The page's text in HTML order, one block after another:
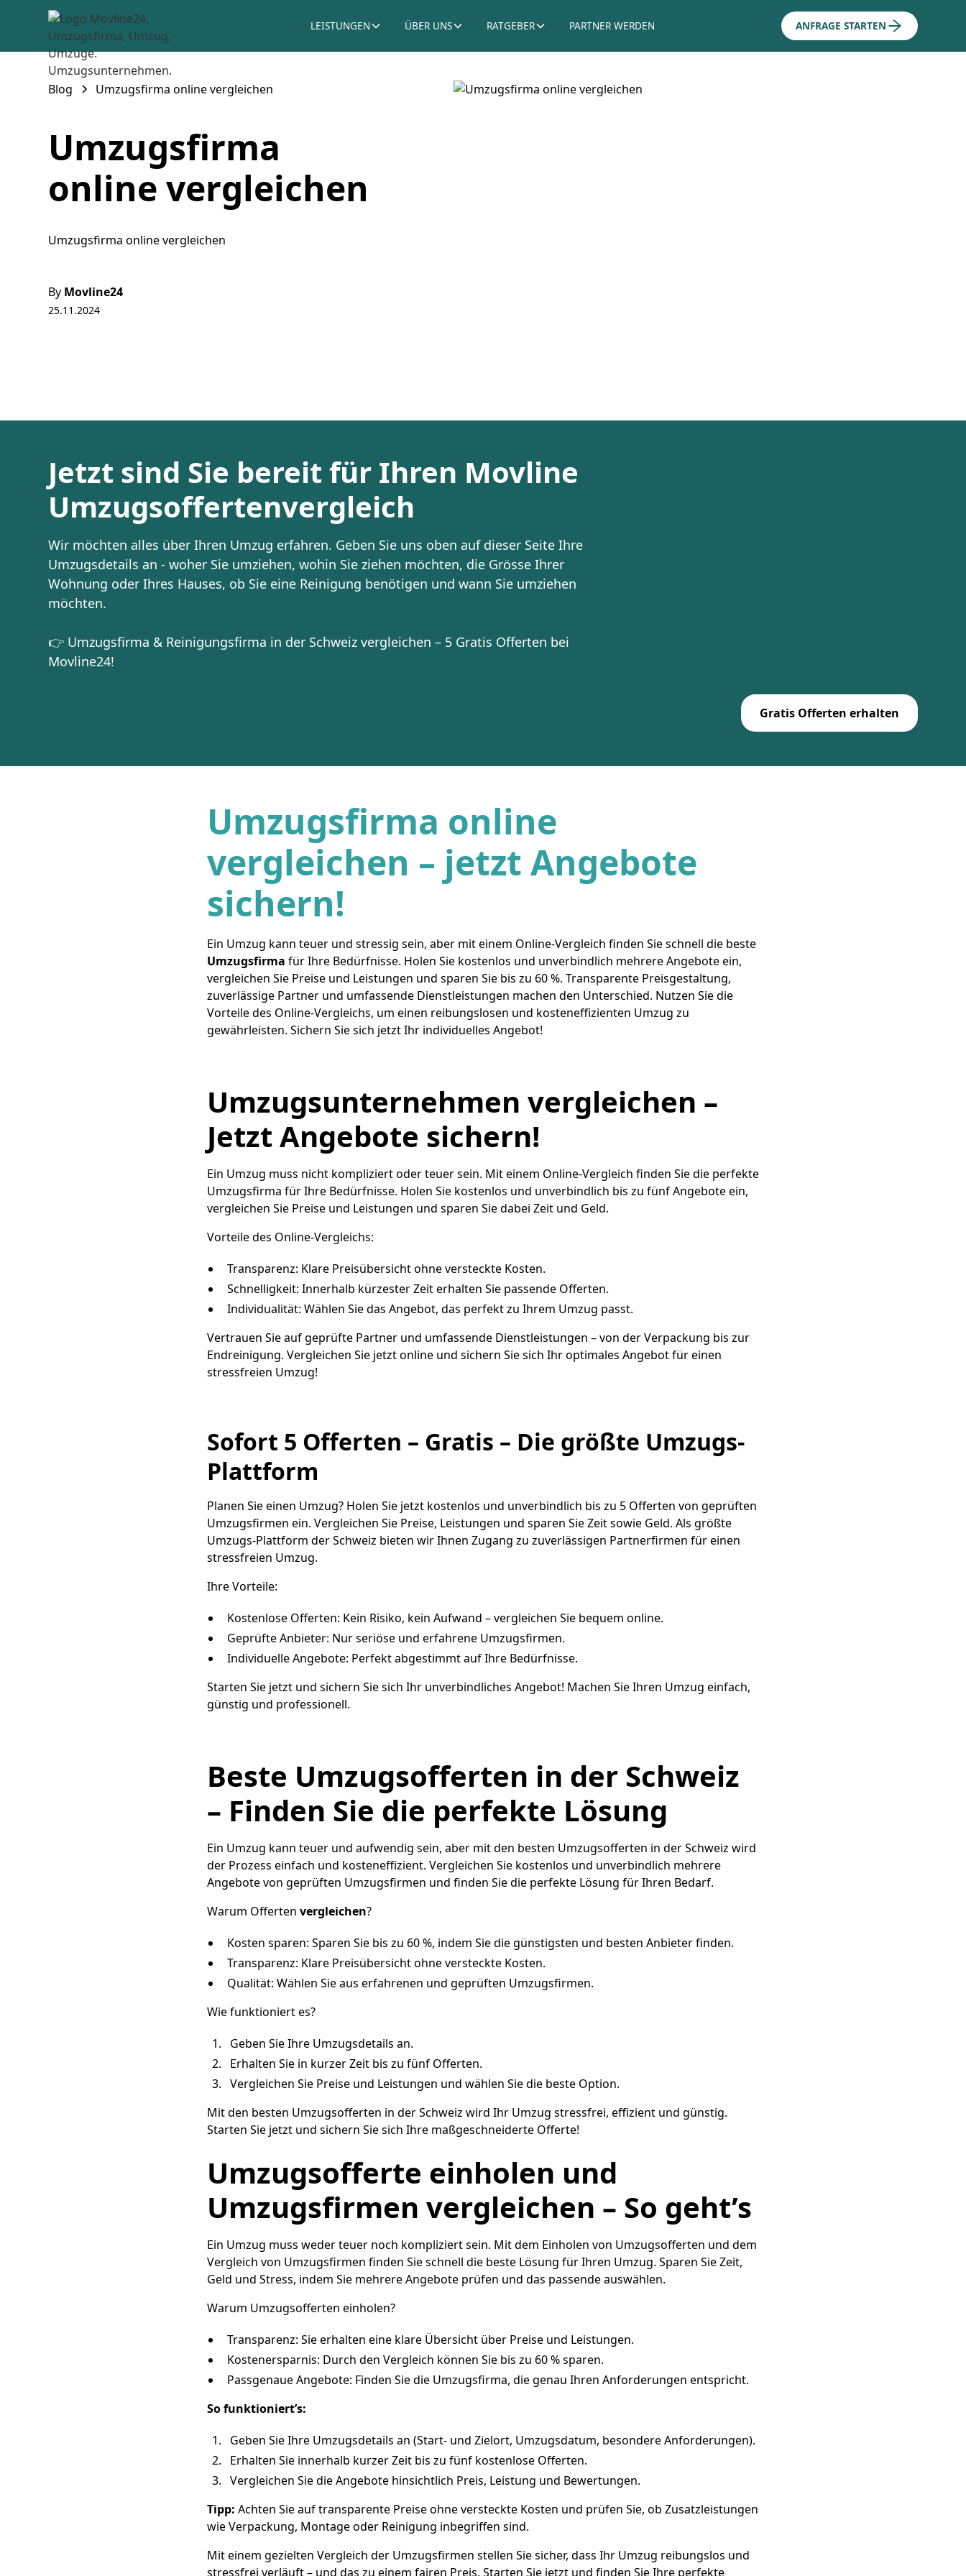
LEISTUNGEN ÜBER UNS RATGEBER PARTNER WERDEN ANFRAGE STARTEN
Blog Umzugsfirma online vergleichen
Umzugsfirma
online vergleichen
Umzugsfirma online vergleichen
By Movline24
25.11.2024
Jetzt sind Sie bereit für Ihren Movline
Umzugsoffertenvergleich
Wir möchten alles über Ihren Umzug erfahren. Geben Sie uns oben auf dieser Seite Ihre
Umzugsdetails an - woher Sie umziehen, wohin Sie ziehen möchten, die Grösse Ihrer
Wohnung oder Ihres Hauses, ob Sie eine Reinigung benötigen und wann Sie umziehen
möchten.
👉 Umzugsfirma & Reinigungsfirma in der Schweiz vergleichen – 5 Gratis Offerten bei
Movline24!
Gratis Offerten erhalten
Umzugsfirma online
vergleichen – jetzt Angebote
sichern!
Ein Umzug kann teuer und stressig sein, aber mit einem Online-Vergleich finden Sie schnell die beste
Umzugsfirma für Ihre Bedürfnisse. Holen Sie kostenlos und unverbindlich mehrere Angebote ein,
vergleichen Sie Preise und Leistungen und sparen Sie bis zu 60 %. Transparente Preisgestaltung,
zuverlässige Partner und umfassende Dienstleistungen machen den Unterschied. Nutzen Sie die
Vorteile des Online-Vergleichs, um einen reibungslosen und kosteneffizienten Umzug zu
gewährleisten. Sichern Sie sich jetzt Ihr individuelles Angebot!
Umzugsunternehmen vergleichen –
Jetzt Angebote sichern!
Ein Umzug muss nicht kompliziert oder teuer sein. Mit einem Online-Vergleich finden Sie die perfekte
Umzugsfirma für Ihre Bedürfnisse. Holen Sie kostenlos und unverbindlich bis zu fünf Angebote ein,
vergleichen Sie Preise und Leistungen und sparen Sie dabei Zeit und Geld.
Vorteile des Online-Vergleichs:
Transparenz: Klare Preisübersicht ohne versteckte Kosten.
Schnelligkeit: Innerhalb kürzester Zeit erhalten Sie passende Offerten.
Individualität: Wählen Sie das Angebot, das perfekt zu Ihrem Umzug passt.
Vertrauen Sie auf geprüfte Partner und umfassende Dienstleistungen – von der Verpackung bis zur
Endreinigung. Vergleichen Sie jetzt online und sichern Sie sich Ihr optimales Angebot für einen
stressfreien Umzug!
Sofort 5 Offerten – Gratis – Die größte Umzugs-
Plattform
Planen Sie einen Umzug? Holen Sie jetzt kostenlos und unverbindlich bis zu 5 Offerten von geprüften
Umzugsfirmen ein. Vergleichen Sie Preise, Leistungen und sparen Sie Zeit sowie Geld. Als größte
Umzugs-Plattform der Schweiz bieten wir Ihnen Zugang zu zuverlässigen Partnerfirmen für einen
stressfreien Umzug.
Ihre Vorteile:
Kostenlose Offerten: Kein Risiko, kein Aufwand – vergleichen Sie bequem online.
Geprüfte Anbieter: Nur seriöse und erfahrene Umzugsfirmen.
Individuelle Angebote: Perfekt abgestimmt auf Ihre Bedürfnisse.
Starten Sie jetzt und sichern Sie sich Ihr unverbindliches Angebot! Machen Sie Ihren Umzug einfach,
günstig und professionell.
Beste Umzugsofferten in der Schweiz
– Finden Sie die perfekte Lösung
Ein Umzug kann teuer und aufwendig sein, aber mit den besten Umzugsofferten in der Schweiz wird
der Prozess einfach und kosteneffizient. Vergleichen Sie kostenlos und unverbindlich mehrere
Angebote von geprüften Umzugsfirmen und finden Sie die perfekte Lösung für Ihren Bedarf.
Warum Offerten vergleichen?
Kosten sparen: Sparen Sie bis zu 60 %, indem Sie die günstigsten und besten Anbieter finden.
Transparenz: Klare Preisübersicht ohne versteckte Kosten.
Qualität: Wählen Sie aus erfahrenen und geprüften Umzugsfirmen.
Wie funktioniert es?
Geben Sie Ihre Umzugsdetails an.
Erhalten Sie in kurzer Zeit bis zu fünf Offerten.
Vergleichen Sie Preise und Leistungen und wählen Sie die beste Option.
Mit den besten Umzugsofferten in der Schweiz wird Ihr Umzug stressfrei, effizient und günstig.
Starten Sie jetzt und sichern Sie sich Ihre maßgeschneiderte Offerte!
Umzugsofferte einholen und
Umzugsfirmen vergleichen – So geht’s
Ein Umzug muss weder teuer noch kompliziert sein. Mit dem Einholen von Umzugsofferten und dem
Vergleich von Umzugsfirmen finden Sie schnell die beste Lösung für Ihren Umzug. Sparen Sie Zeit,
Geld und Stress, indem Sie mehrere Angebote prüfen und das passende auswählen.
Warum Umzugsofferten einholen?
Transparenz: Sie erhalten eine klare Übersicht über Preise und Leistungen.
Kostenersparnis: Durch den Vergleich können Sie bis zu 60 % sparen.
Passgenaue Angebote: Finden Sie die Umzugsfirma, die genau Ihren Anforderungen entspricht.
So funktioniert’s:
Geben Sie Ihre Umzugsdetails an (Start- und Zielort, Umzugsdatum, besondere Anforderungen).
Erhalten Sie innerhalb kurzer Zeit bis zu fünf kostenlose Offerten.
Vergleichen Sie die Angebote hinsichtlich Preis, Leistung und Bewertungen.
Tipp: Achten Sie auf transparente Preise ohne versteckte Kosten und prüfen Sie, ob Zusatzleistungen
wie Verpackung, Montage oder Reinigung inbegriffen sind.
Mit einem gezielten Vergleich der Umzugsfirmen stellen Sie sicher, dass Ihr Umzug reibungslos und
stressfrei verläuft – und das zu einem fairen Preis. Starten Sie jetzt und finden Sie Ihre perfekte